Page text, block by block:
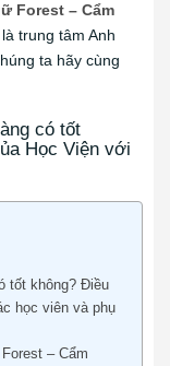
Forest – Cẩm
trung tâm Anh
ta hãy cùng
có tốt
Học Viện với
tốt không? Điều
học viên và phụ
– Cẩm